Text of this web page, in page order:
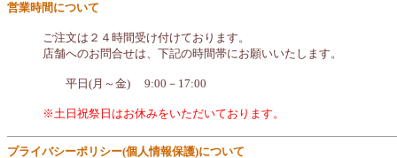
営業時間について
ご注文は２４時間受け付けております。
店舗へのお問合せは、下記の時間帯にお願いいたします。
平日(月～金) 9:00－17:00
※土日祝祭日はお休みをいただいております。
プライバシーポリシー(個人情報保護)について